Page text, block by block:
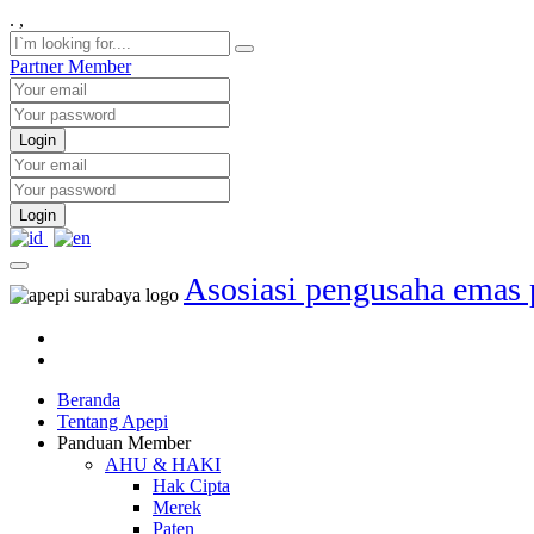
. ,
PartnerMember
Login
Login
Asosiasi pengusaha
Beranda
Tentang Apepi
Panduan Member
AHU & HAKI
Hak Cipta
Merek
Paten